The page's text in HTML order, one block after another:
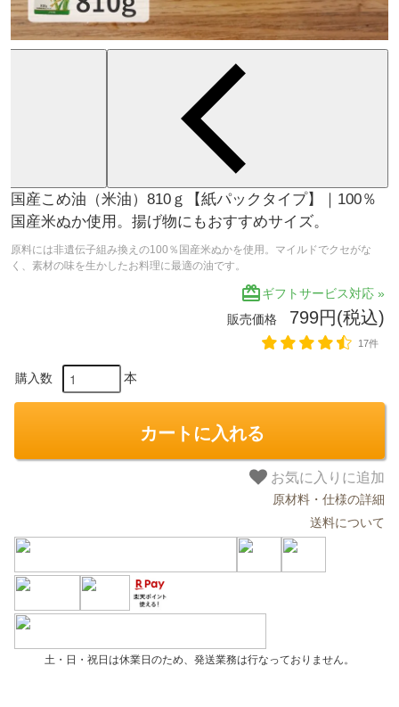
国産こめ油（米油）810ｇ【紙パックタイプ】｜100％
国産米ぬか使用。揚げ物にもおすすめサイズ。
原料には非遺伝子組み換えの100％国産米ぬかを使用。マイルドでクセがな
く、素材の味を生かしたお料理に最適の油です。
redeemギフトサービス対応 »
販売価格 799円(税込)
17件
購入数 本
カートに入れる
お気に入りに追加
原材料・仕様の詳細
送料について
土・日・祝日は休業日のため、発送業務は行なっておりません。